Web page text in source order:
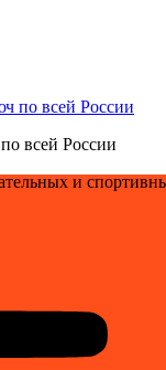
всей России
и